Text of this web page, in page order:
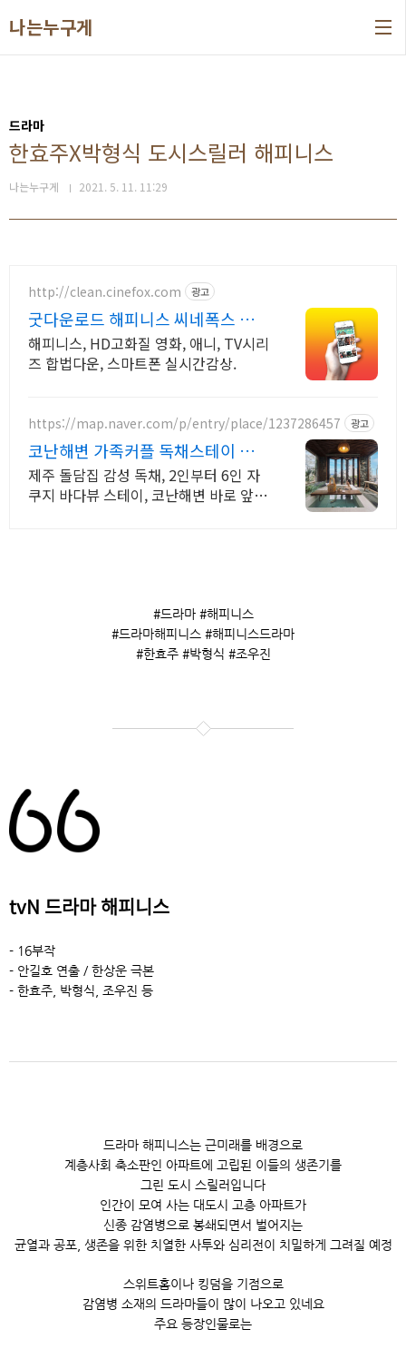
나는누구게
드라마
한효주X박형식 도시스릴러 해피니스
나는누구게 2021. 5. 11. 11:29
http://clean.cinefox.com 광고
굿다운로드 해피니스 씨네폭스 한
국영화 30%할인중
해피니스, HD고화질 영화, 애니, TV시리
즈 합법다운, 스마트폰 실시간감상.
https://map.naver.com/p/entry/place/1237286457 광고
코난해변 가족커플 독채스테이 월
정리 근처 감성 독채 2채
제주 돌담집 감성 독채, 2인부터 6인 자
쿠지 바다뷰 스테이, 코난해변 바로 앞
#드라마 #해피니스
#드라마해피니스 #해피니스드라마
#한효주 #박형식 #조우진
tvN 드라마 해피니스
- 16부작
- 안길호 연출 / 한상운 극본
- 한효주, 박형식, 조우진 등
드라마 해피니스는 근미래를 배경으로
계층사회 축소판인 아파트에 고립된 이들의 생존기를
그린 도시 스릴러입니다
인간이 모여 사는 대도시 고층 아파트가
신종 감염병으로 봉쇄되면서 벌어지는
균열과 공포, 생존을 위한 치열한 사투와 심리전이 치밀하게 그려질 예정
스위트홈이나 킹덤을 기점으로
감염병 소재의 드라마들이 많이 나오고 있네요
주요 등장인물로는